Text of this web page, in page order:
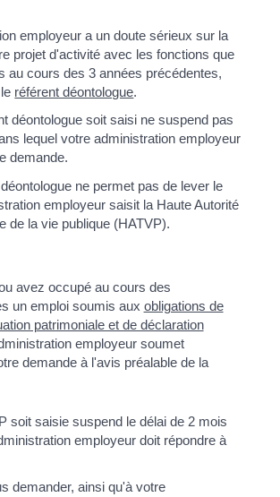
employeur a un doute sérieux sur la
projet d'activité avec les fonctions que
au cours des 3 années précédentes,
référent déontologue.
déontologue soit saisi ne suspend pas
lequel votre administration employeur
demande.
ne permet pas de lever le
employeur saisit la Haute Autorité
de la vie publique (HATVP).
avez occupé au cours des
un emploi soumis aux obligations de
patrimoniale et de déclaration
employeur soumet
demande à l'avis préalable de la
soit saisie suspend le délai de 2 mois
employeur doit répondre à
demander, ainsi qu'à votre